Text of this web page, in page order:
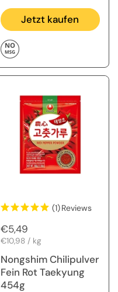
Jetzt kaufen
(1)Reviews
Regulärer Preis
€5,49
Stückpreis
€10,98 / kg
Nongshim Chilipulver
Fein Rot Taekyung
454g